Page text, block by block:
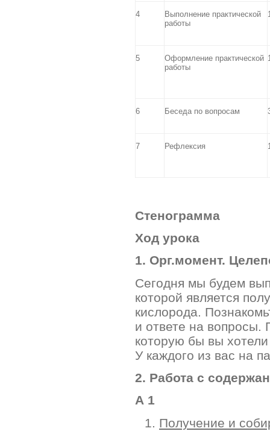
4
Выполнение практической
работы
5
Оформление практической
работы
6 Беседа по вопросам
7 Рефлексия
Стенограмма
Ход урока
1. Орг.момент.
Сегодня мы будем
которой является
кислорода.
и ответе на вопросы.
которую бы вы
У каждого из вас на
2. Работа с
А 1
Получение и